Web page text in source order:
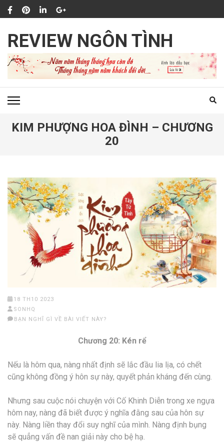
qua
nội
dung
(ấn
Enter)
REVIEW NGÔN TÌNH
KIM PHƯỢNG HOA ĐÌNH – CHƯƠNG
20
18 TH10 2023
SONHQ
BẠN NGHĨ GÌ VỀ BÀI VIẾT NÀY?
Chương 20: Kén rể
Nếu là hôm qua, nàng nhất định sẽ lắc đầu lia lịa, có chết
cũng không đồng ý hôn sự này, quyết phản kháng đến cùng.
Nhưng sau cuộc nói chuyện với Cố Khinh Diễn trong xe ngựa
hôm nay, nàng đã biết được ý nghĩa đằng sau của hôn sự
này. Nàng liền thay đổi suy nghĩ của mình. Nàng định bụng
sẽ quẳng vấn đề nan giải này cho bệ hạ.